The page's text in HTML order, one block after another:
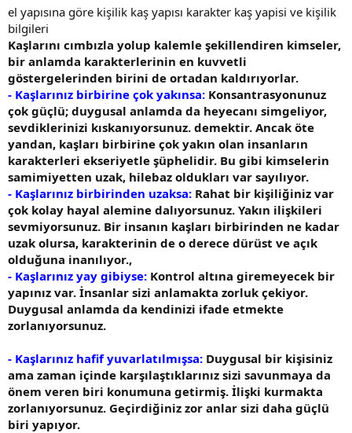
l
a
t
a
n
a
i
h
i
el yapısına göre kişilik kaş yapısı karakter kaş yapisi ve kişilik
bilgileri
Kaşlarını cımbızla yolup kalemle şekillendiren kimseler,
bir anlamda karakterlerinin en kuvvetli
göstergelerinden birini de ortadan kaldırıyorlar.
- Kaşlarınız birbirine çok yakınsa: Konsantrasyonunuz
çok güçlü; duygusal anlamda da heyecanı simgeliyor,
sevdiklerinizi kıskanıyorsunuz. demektir. Ancak öte
yandan, kaşları birbirine çok yakın olan insanların
karakterleri ekseriyetle şüphelidir. Bu gibi kimselerin
samimiyetten uzak, hilebaz oldukları var sayılıyor.
- Kaşlarınız birbirinden uzaksa: Rahat bir kişiliğiniz var
çok kolay hayal alemine dalıyorsunuz. Yakın ilişkileri
sevmiyorsunuz. Bir insanın kaşları birbirinden ne kadar
uzak olursa, karakterinin de o derece dürüst ve açık
olduğuna inanılıyor.,
- Kaşlarınız yay gibiyse: Kontrol altına giremeyecek bir
yapınız var. İnsanlar sizi anlamakta zorluk çekiyor.
Duygusal anlamda da kendinizi ifade etmekte
zorlanıyorsunuz.
- Kaşlarınız hafif yuvarlatılmışsa: Duygusal bir kişisiniz
ama zaman içinde karşılaştıklarınız sizi savunmaya da
önem veren biri konumuna getirmiş. İlişki kurmakta
zorlanıyorsunuz. Geçirdiğiniz zor anlar sizi daha güçlü
biri yapıyor.